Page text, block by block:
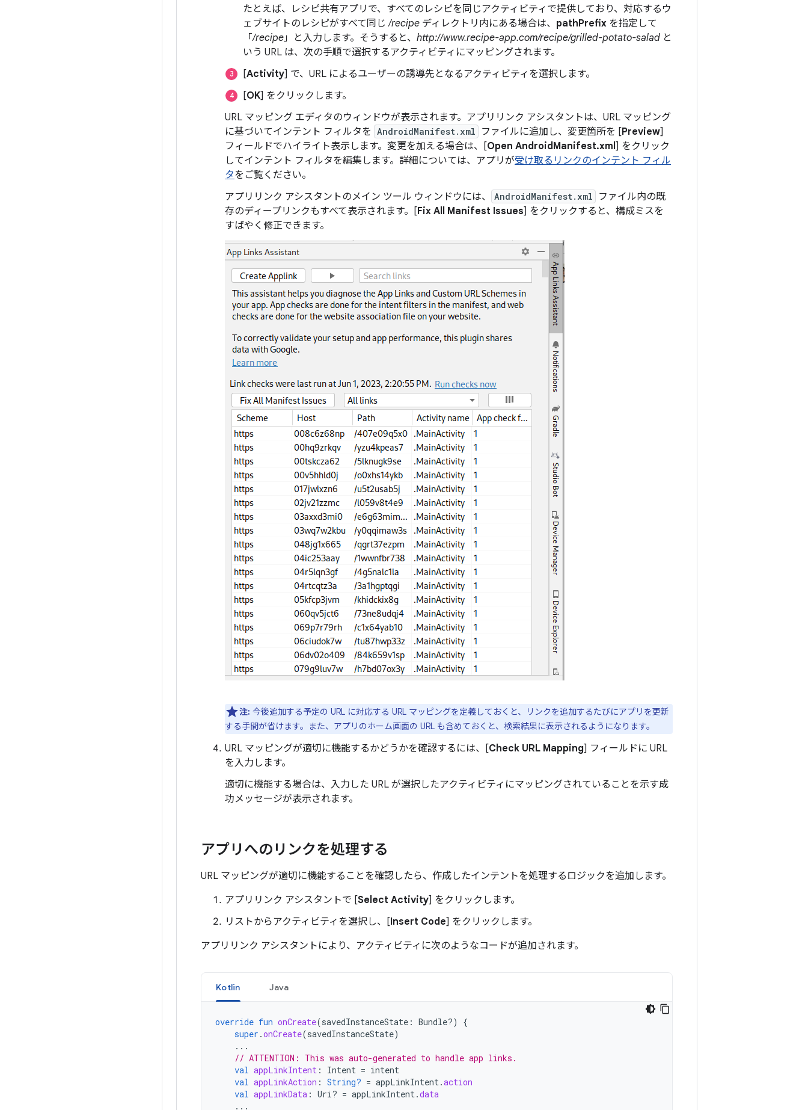
たとえば、レシピ共有アプリで、すべてのレシピを同じアクティビティで提供しており、対応するウ
ェブサイトのレシピがすべて同じ/recipe ディレクトリ内にある場合は、 pathPrefix を指定して
「/recipe」と入力します。そうすると、 http://www.recipe-app.com/recipe/grilled-potato-salad と
いう URL は、次の手順で選択するアクティビティにマッピングされます。
[Activity] で、URL によるユーザーの誘導先となるアクティビティを選択します。
[OK] をクリックします。
URL マッピング エディタのウィンドウが表示されます。アプリリンク アシスタントは、URL マッピング
に基づいてインテント フィルタを AndroidManifest.xml ファイルに追加し、変更箇所を [Preview]
フィールドでハイライト表示します。変更を加える場合は、[Open AndroidManifest.xml] をクリック
してインテント フィルタを編集します。詳細については、アプリが受け取るリンクのインテント フィル
タをご覧ください。
アプリリンク アシスタントのメイン ツール ウィンドウには、
AndroidManifest.xml
ファイル内の既
存のディープリンクもすべて表示されます。[Fix All Manifest Issues] をクリックすると、構成ミスを
すばやく修正できます。
注: 今後追加する予定の URL に対応する URL マッピングを定義しておくと、リンクを追加するたびにアプリを更新
する手間が省けます。また、アプリのホーム画面の URL も含めておくと、検索結果に表示されるようになります。
URL マッピングが適切に機能するかどうかを確認するには、[Check URL Mapping] フィールドに URL
を入力します。
適切に機能する場合は、入力した URL が選択したアクティビティにマッピングされていることを示す成
功メッセージが表示されます。
アプリへのリンクを処理する
URL マッピングが適切に機能することを確認したら、作成したインテントを処理するロジックを追加します。
アプリリンク アシスタントで [Select Activity] をクリックします。
リストからアクティビティを選択し、[Insert Code] をクリックします。
アプリリンク アシスタントにより、アクティビティに次のようなコードが追加されます。
Kotlin Java
override fun onCreate(savedInstanceState : Bundle?)
{
super .onCreate(savedInstanceState)
...
// ATTENTION: This was auto-generated to handle app links.
val appLinkIntent : Intent = intent
val appLinkAction : String? = appLinkIntent.action
val appLinkData : Uri? = appLinkIntent.data
...